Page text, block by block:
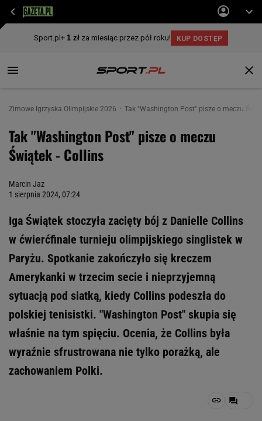
Zimowe Igrzyska Olimpijskie 2026 Tak "Washington Post" pisze o meczu
Tak "Washington Post" pisze o meczu
Świątek - Collins
Marcin Jaz
1 sierpnia 2024, 07:24
Iga Świątek stoczyła zacięty bój z Danielle Collins
w ćwierćfinale turnieju olimpijskiego singlistek w
Paryżu. Spotkanie zakończyło się kreczem
Amerykanki w trzecim secie i nieprzyjemną
sytuacją pod siatką, kiedy Collins podeszła do
polskiej tenisistki. "Washington Post" skupia się
właśnie na tym spięciu. Ocenia, że Collins była
wyraźnie sfrustrowana nie tylko porażką, ale
zachowaniem Polki.